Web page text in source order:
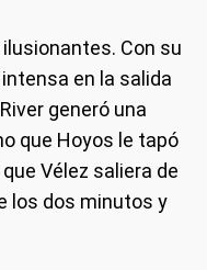
Con su
en la salida
generó una
que Hoyos le tapó
Vélez saliera de
los dos minutos y